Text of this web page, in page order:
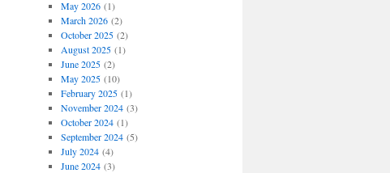
May 2026(1)
March 2026(2)
October 2025(2)
August 2025(1)
June 2025(2)
May 2025(10)
February 2025(1)
November 2024(3)
October 2024(1)
September 2024(5)
July 2024(4)
June 2024(3)